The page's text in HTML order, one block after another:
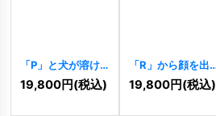
「P」と犬が溶け
合うナチュラルな
ロゴ 11480]
19,800円(税込)
「R」から顔を出
すうさぎのロゴ
11473 ]
19,800円(税込)